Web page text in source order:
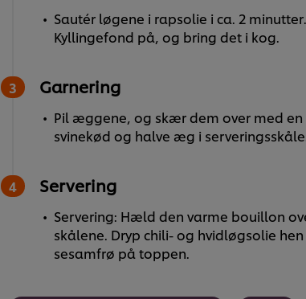
Sautér løgene i rapsolie i ca. 2
Kyllingefond på, og bring det i kog.
Garnering
Pil æggene, og skær dem over med
svinekød og halve æg i
Servering
Servering: Hæld den varme bouillon
skålene. Dryp chili- og hvidløgsolie
sesamfrø på toppen.